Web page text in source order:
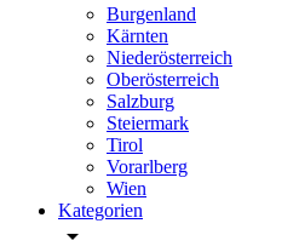
Burgenland
Kärnten
Niederösterreich
Oberösterreich
Salzburg
Steiermark
Tirol
Vorarlberg
Wien
Kategorien
arrow_drop_down